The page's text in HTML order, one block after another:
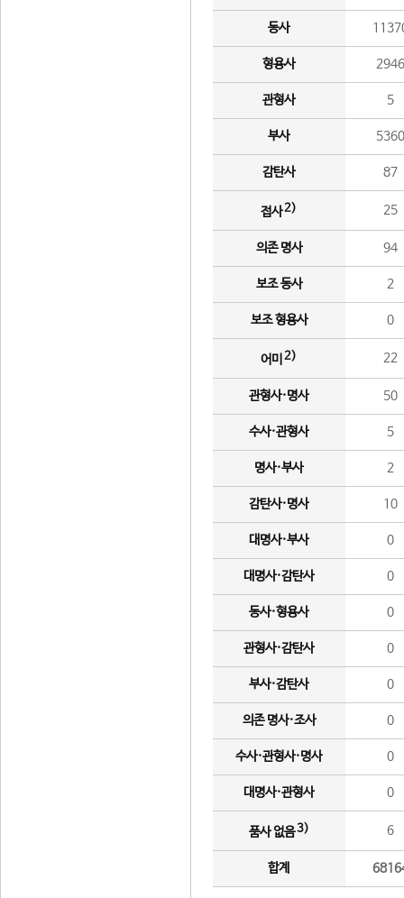
동사
형용사 2946
관형사 5
부사 5360
감탄사 87
접사2) 25
의존 명사 94
보조 동사 2
보조 형용사 0
어미 2) 22
관형사·명사 50
수사·관형사 5
명사·부사 2
감탄사·명사 10
대명사·부사 0
대명사·감탄사 0
동사·형용사 0
관형사·감탄사 0
부사·감탄사 0
의존 명사·조사 0
수사·관형사·명사 0
대명사·관형사 0
품사 없음3) 6
합계